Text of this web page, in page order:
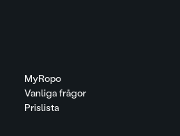
MyRopo
Vanliga frågor
Prislista